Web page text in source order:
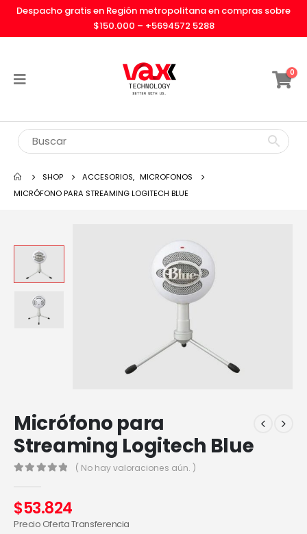
Despacho gratis en Región metropolitana en compras sobre
$150.000 – +5694572 5288
0
SHOP ACCESORIOS, MICROFONOS
MICRÓFONO PARA STREAMING LOGITECH BLUE
Micrófono para
Streaming Logitech Blue
( No hay valoraciones aún. )
$53.824
Precio Oferta Transferencia